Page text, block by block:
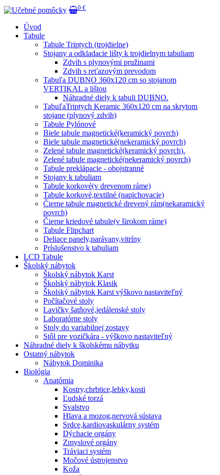
0 €
Úvod
Tabule
Tabule Triptych (trojdielne)
Stojany a odkladacie lišty k trojdielnym tabuliam
Zdvih s plynovými pružinami
Zdvih s reťazovým prevodom
Tabuľa DUBNO 360x120 cm so stojanom
VERTIKAL a lištou
Náhradné diely k tabuli DUBNO.
TabuľaTriptych Keramic 360x120 cm na skrytom
stojane (plynový zdvih)
Tabule Pylónové
Biele tabule magnetické(keramický povrch)
Biele tabule magnetické(nekeramický povrch)
Zelené tabule magnetické(keramický povrch).
Zelené tabule magnetické(nekeramický povrch)
Tabule preklápacie - obojstranné
Stojany k tabuliam
Tabule korkové(v drevenom ráme)
Tabule korkové,textilné (napichovacie)
Čierne tabule magnetické drevený rám(nekaramický
povrch)
Čierne kriedové tabule(v širokom ráme)
Tabule Flipchart
Deliace panely,parávany,vitríny
Príslušenstvo k tabuliam
LCD Tabule
Školský nábytok
Školský nábytok Karst
Školský nábytok Klasik
Školský nábytok Karst výškovo nastaviteľný
Počítačové stoly
Lavičky šatňové,jedálenské stoly
Laboratórne stoly
Stoly do variabilnej zostavy
Stôl pre vozičkára - výškovo nastaviteľný
Náhradné diely k školskému nábytku
Ostatný nábytok
Nábytok Dominika
Biológia
Anatómia
Kostry,chrbtice,lebky,kosti
Ľudské torzá
Svalstvo
Hlava a mozog,nervová sústava
Srdce,kardiovaskulárny systém
Dýchacie orgány
Zmyslové orgány
Tráviaci systém
Močové ústrojenstvo
Koža